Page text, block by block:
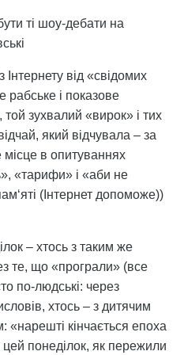
ті шоу-дебати на
Інтернету від «свідомих
і показове
зухвалий «вирок» і тих
який відчувала – за
в опитуваннях
«тарифи» і «аби не
(Інтернет допоможе))
– хтось з таким же
те, що «програли» (все
по-людські: через
хтось – з дитячим
«нарешті кінчається епоха
понеділок, як пережили